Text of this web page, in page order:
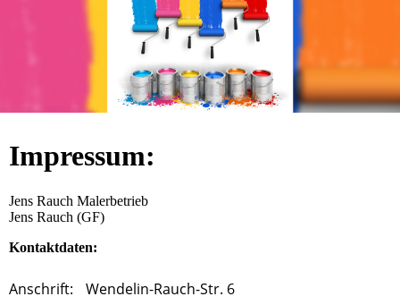
Impressum:
Jens Rauch Malerbetrieb
Jens Rauch (GF)
Kontaktdaten:
Anschrift: Wendelin-Rauch-Str. 6